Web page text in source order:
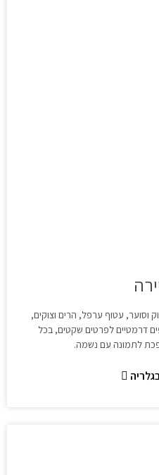
וסוער, עטוף ערפל, הרים וצוקים,
דרמטיים לפרטים שקטים, בכל
לתמונה עם נשמה.